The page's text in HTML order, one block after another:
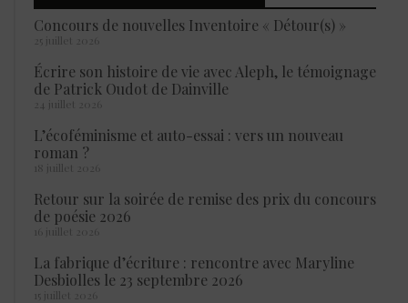
Concours de nouvelles Inventoire « Détour(s) »
25 juillet 2026
Écrire son histoire de vie avec Aleph, le témoignage
de Patrick Oudot de Dainville
24 juillet 2026
L’écoféminisme et auto-essai : vers un nouveau
roman ?
18 juillet 2026
Retour sur la soirée de remise des prix du concours
de poésie 2026
16 juillet 2026
La fabrique d’écriture : rencontre avec Maryline
Desbiolles le 23 septembre 2026
15 juillet 2026